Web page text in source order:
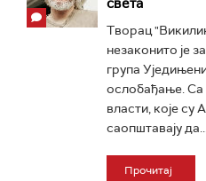
света
Творац
незаконито је
група
ослобађање. Са
власти, које су
саопштавају
Прочитај